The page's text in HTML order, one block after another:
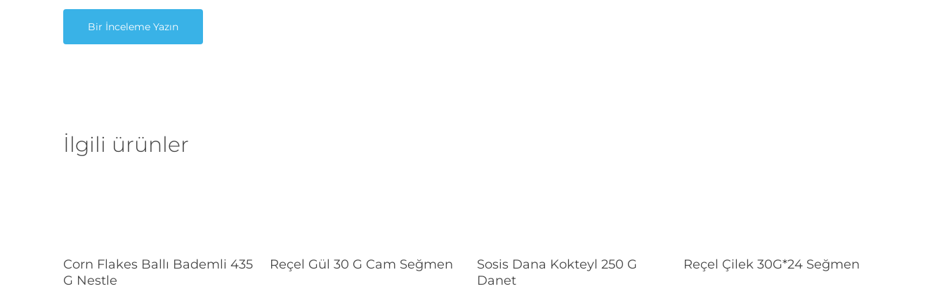
Bir İnceleme Yazın
İlgili ürünler
Devamını Oku
Corn Flakes Ballı Bademli 435
G Nestle
Devamını Oku
Reçel Gül 30 G Cam Seğmen Devamını Oku
Sosis Dana Kokteyl 250 G
Danet
Devamını Oku
Reçel Çilek 30G*24 Seğmen